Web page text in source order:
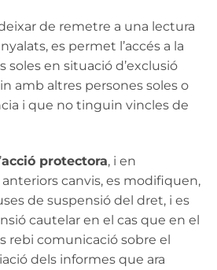
de remetre a una lectura
es permet l’accés a la
soles en situació d’exclusió
amb altres persones soles o
i que no tinguin vincles de
acció protectora, i en
canvis, es modifiquen,
de suspensió del dret, i es
cautelar en el cas que en el
rebi comunicació sobre el
dels informes que ara